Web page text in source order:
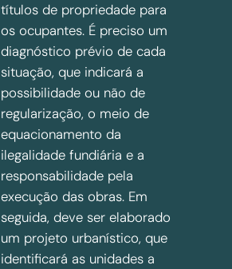
títulos de propriedade para
os ocupantes. É preciso um
diagnóstico prévio de cada
situação, que indicará a
possibilidade ou não de
regularização, o meio de
equacionamento da
ilegalidade fundiária e a
responsabilidade pela
execução das obras. Em
seguida, deve ser elaborado
um projeto urbanístico, que
identificará as unidades a